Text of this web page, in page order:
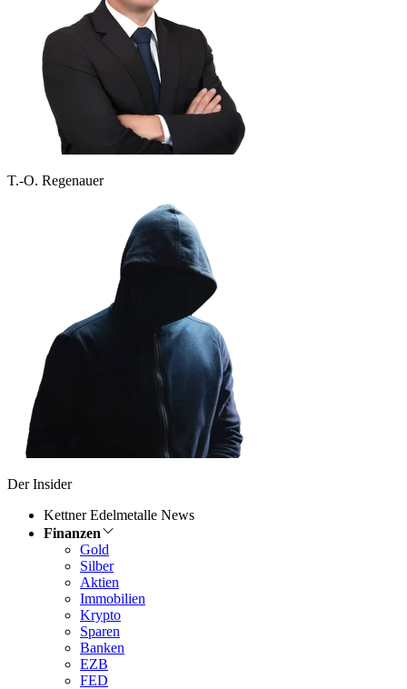
T.-O. Regenauer
Der Insider
Kettner Edelmetalle News
Finanzen
Gold
Silber
Aktien
Immobilien
Krypto
Sparen
Banken
EZB
FED